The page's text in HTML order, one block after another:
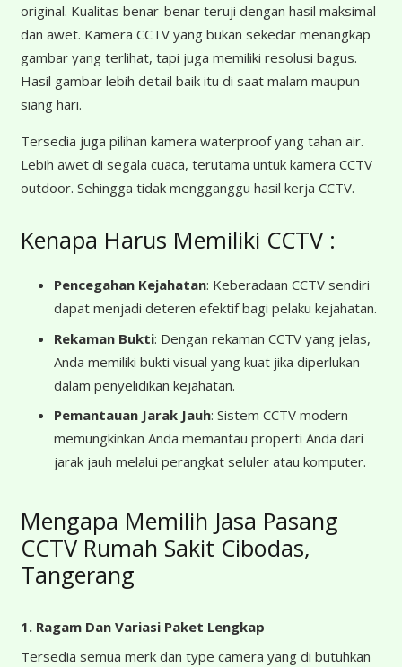
original. Kualitas benar-benar teruji dengan hasil maksimal
dan awet. Kamera CCTV yang bukan sekedar menangkap
gambar yang terlihat, tapi juga memiliki resolusi bagus.
Hasil gambar lebih detail baik itu di saat malam maupun
siang hari.
Tersedia juga pilihan kamera waterproof yang tahan air.
Lebih awet di segala cuaca, terutama untuk kamera CCTV
outdoor. Sehingga tidak mengganggu hasil kerja CCTV.
Kenapa Harus Memiliki CCTV :
Pencegahan Kejahatan: Keberadaan CCTV sendiri
dapat menjadi deteren efektif bagi pelaku kejahatan.
Rekaman Bukti: Dengan rekaman CCTV yang jelas,
Anda memiliki bukti visual yang kuat jika diperlukan
dalam penyelidikan kejahatan.
Pemantauan Jarak Jauh: Sistem CCTV modern
memungkinkan Anda memantau properti Anda dari
jarak jauh melalui perangkat seluler atau komputer.
Mengapa Memilih Jasa Pasang
CCTV Rumah Sakit Cibodas,
Tangerang
1. Ragam Dan Variasi Paket Lengkap
Tersedia semua merk dan type camera yang di butuhkan